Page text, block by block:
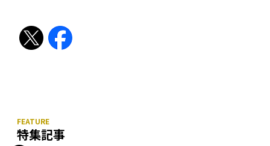
特集記事